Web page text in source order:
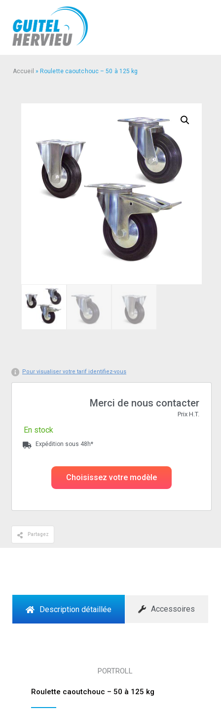
Accueil » Roulette caoutchouc – 50 à 125 kg
Pour visualiser votre tarif identifiez-vous
Merci de nous contacter
Prix H.T.
En stock
Expédition sous 48h*
Choisissez votre modèle
Partagez
Description détaillée Accessoires
PORTROLL
Roulette caoutchouc – 50 à 125 kg